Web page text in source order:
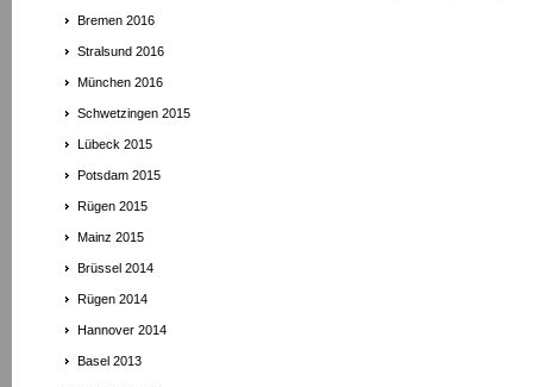
Bremen 2016
Stralsund 2016
München 2016
Schwetzingen 2015
Lübeck 2015
Potsdam 2015
Rügen 2015
Mainz 2015
Brüssel 2014
Rügen 2014
Hannover 2014
Basel 2013